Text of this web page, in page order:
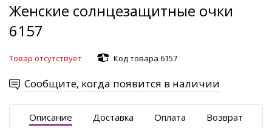
Женские солнцезащитные очки
6157
Товар отсутствует Код товара 6157
Сообщите, когда появится в наличии
Описание Доставка Оплата Возврат